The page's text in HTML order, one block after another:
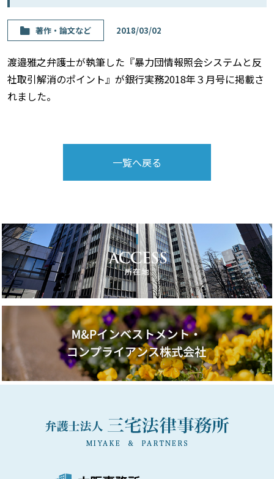
著作・論⽂など 2018/03/02
渡邉雅之弁護士が執筆した『暴力団情報照会システムと反
社取引解消のポイント』が銀行実務2018年３月号に掲載さ
れました。
一覧へ戻る